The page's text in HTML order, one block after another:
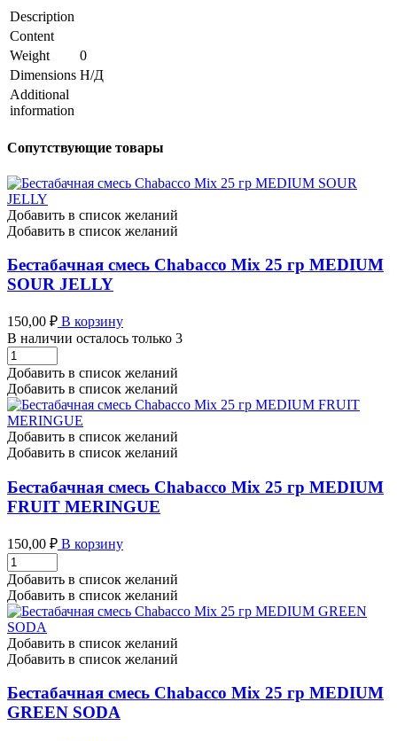
Description
Content
Weight
0
Dimensions Н/Д
Additional
information
Сопутствующие товары
Добавить в список желаний
Добавить в список желаний
Бестабачная смесь Chabacco Mix 25 гр MEDIUM
SOUR JELLY
150,00 ₽ В корзину
В наличии осталось только 3
Бестабачная
смесь
Chabacco
Mix
25
гр
MEDIUM
SOUR
JELLY
количество
Добавить в список желаний
Добавить в список желаний
Добавить в список желаний
Добавить в список желаний
Бестабачная смесь Chabacco Mix 25 гр MEDIUM
FRUIT MERINGUE
150,00 ₽ В корзину
Бестабачная
смесь
Chabacco
Mix
25
гр
MEDIUM
FRUIT
MERINGUE
количество
Добавить в список желаний
Добавить в список желаний
Добавить в список желаний
Добавить в список желаний
Бестабачная смесь Chabacco Mix 25 гр MEDIUM
GREEN SODA